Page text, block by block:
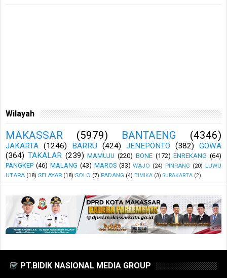
Wilayah
MAKASSAR (5979) BANTAENG (4346)
JAKARTA (1246) BARRU (424) JENEPONTO (382)
GOWA
(364) TAKALAR (239) MAMUJU (220) BONE (172) ENREKANG (64)
PANGKEP (46) MALANG (43) MAROS (33) WAJO (24) PINRANG (20) LUWU
UTARA (18) SELAYAR (18) SOLO (7) PADANG (4) TIMIKA (3) SURAKARTA (2)
PT.BIDIK NASIONAL MEDIA GROUP